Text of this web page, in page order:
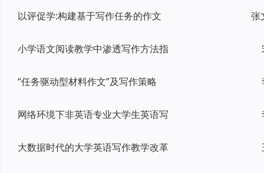
以评促学:构建基于写作任务的作文 张
小学语文阅读教学中渗透写作方法指
“任务驱动型材料作文”及写作策略
网络环境下非英语专业大学生英语写
大数据时代的大学英语写作教学改革